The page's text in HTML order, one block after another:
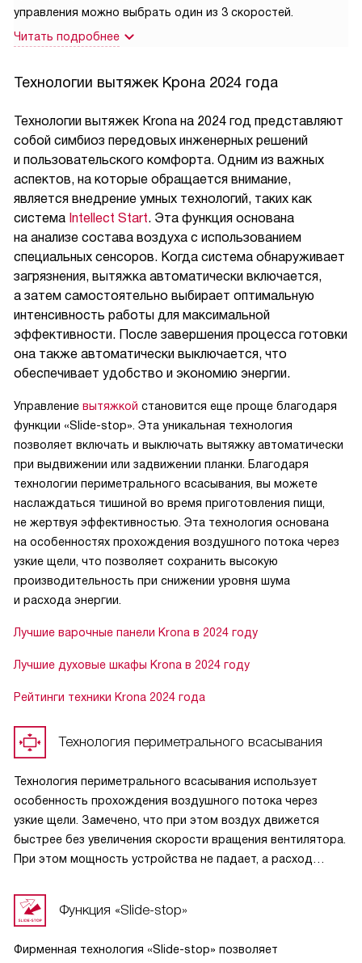
управления можно выбрать один из 3 скоростей.
Читать подробнее
Технологии вытяжек Крона 2024 года
Технологии вытяжек Krona на 2024 год представляют
собой симбиоз передовых инженерных решений
и пользовательского комфорта. Одним из важных
аспектов, на которые обращается внимание,
является внедрение умных технологий, таких как
система Intellect Start. Эта функция основана
на анализе состава воздуха с использованием
специальных сенсоров. Когда система обнаруживает
загрязнения, вытяжка автоматически включается,
а затем самостоятельно выбирает оптимальную
интенсивность работы для максимальной
эффективности. После завершения процесса готовки
она также автоматически выключается, что
обеспечивает удобство и экономию энергии.
Управление вытяжкой становится еще проще благодаря
функции «Slide-stop». Эта уникальная технология
позволяет включать и выключать вытяжку автоматически
при выдвижении или задвижении планки. Благодаря
технологии периметрального всасывания, вы можете
наслаждаться тишиной во время приготовления пищи,
не жертвуя эффективностью. Эта технология основана
на особенностях прохождения воздушного потока через
узкие щели, что позволяет сохранить высокую
производительность при снижении уровня шума
и расхода энергии.
Лучшие варочные панели Krona в 2024 году
Лучшие духовые шкафы Krona в 2024 году
Рейтинги техники Krona 2024 года
Технология периметрального всасывания
Технология периметрального всасывания использует
особенность прохождения воздушного потока через
узкие щели. Замечено, что при этом воздух движется
быстрее без увеличения скорости вращения вентилятора.
При этом мощность устройства не падает, а расход
позволилао конструкторам отказаться от громоздких
корпусов, занимавших много пространства в помещении.
шума электромотора, поскольку высокая
Функция «Slide-stop»
Фирменная технология «Slide-stop» позволяет